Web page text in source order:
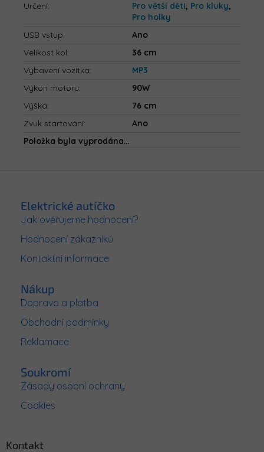
Určení: Pro větší děti, Pro kluky,
Pro holky
USB vstup:
Ano
Velikost kol:
36 cm
Vybavení vozítka:
MP3
Výkon motoru:
90W
Výška:
76 cm
Zvuk startování:
Ano
Položka byla vyprodána…
Elektrické autíčko
Jak ověřujeme hodnocení?
Hodnocení zákazníků
Kontaktní informace
Nákup
Doprava a platba
Obchodní podmínky
Reklamace
Soukromí
Zásady osobní ochrany
Cookies
Kontakt